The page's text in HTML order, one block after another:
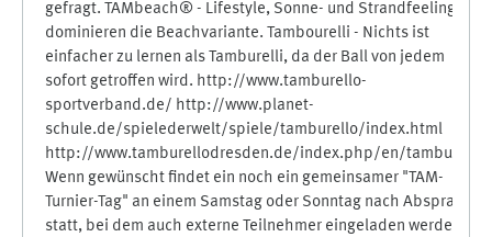
gefragt. TAMbeach® - Lifestyle, Sonne- und Strandfeeling
dominieren die Beachvariante. Tambourelli - Nichts ist
einfacher zu lernen als Tamburelli, da der Ball von jedem
sofort getroffen wird. http://www.tamburello-
sportverband.de/ http://www.planet-
schule.de/spielederwelt/spiele/tamburello/index.html
http://www.tamburellodresden.de/index.php/en/tamburello
Wenn gewünscht findet ein noch ein gemeinsamer "TAM-
Turnier-Tag" an einem Samstag oder Sonntag nach Absprache
statt, bei dem auch externe Teilnehmer eingeladen werden